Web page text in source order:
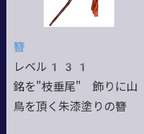
簪
レベル131
銘を"枝垂尾" 飾りに山
鳥を頂く朱漆塗りの簪